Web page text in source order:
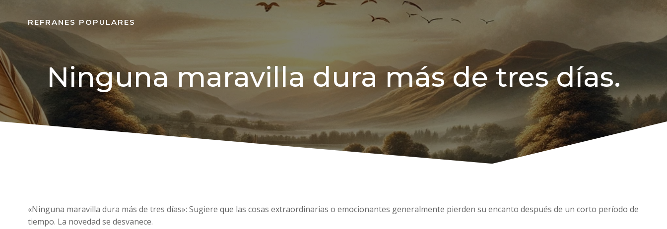
REFRANES POPULARES
Ninguna maravilla dura más de tres días.
«Ninguna maravilla dura más de tres días»: Sugiere que las cosas extraordinarias o emocionantes generalmente pierden su encanto después de un corto período de
tiempo. La novedad se desvanece.